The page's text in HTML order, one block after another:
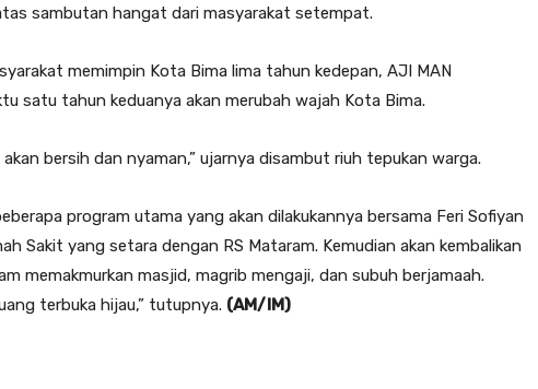
sambutan hangat dari masyarakat setempat.
memimpin Kota Bima lima tahun kedepan, AJI MAN
satu tahun keduanya akan merubah wajah Kota Bima.
bersih dan nyaman,” ujarnya disambut riuh tepukan warga.
program utama yang akan dilakukannya bersama Feri Sofiyan
Sakit yang setara dengan RS Mataram. Kemudian akan kembalikan
memakmurkan masjid, magrib mengaji, dan subuh berjamaah.
terbuka hijau,” tutupnya. (AM/IM)